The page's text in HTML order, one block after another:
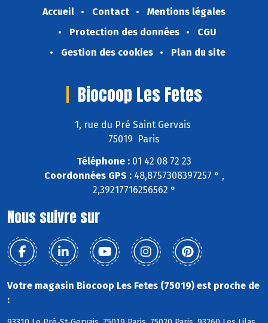
Accueil Contact
Mentions légales
Protection des données
CGU
Gestion des cookies
Plan du site
Biocoop Les Fetes
1, rue du Pré Saint Gervais
75019 Paris
Téléphone : 01 42 08 72 23
Coordonnées GPS :48,8757308397257 ° ,
2,39217716256562 °
Nous suivre sur
Votre magasin Biocoop Les Fetes (75019) est proche de
: